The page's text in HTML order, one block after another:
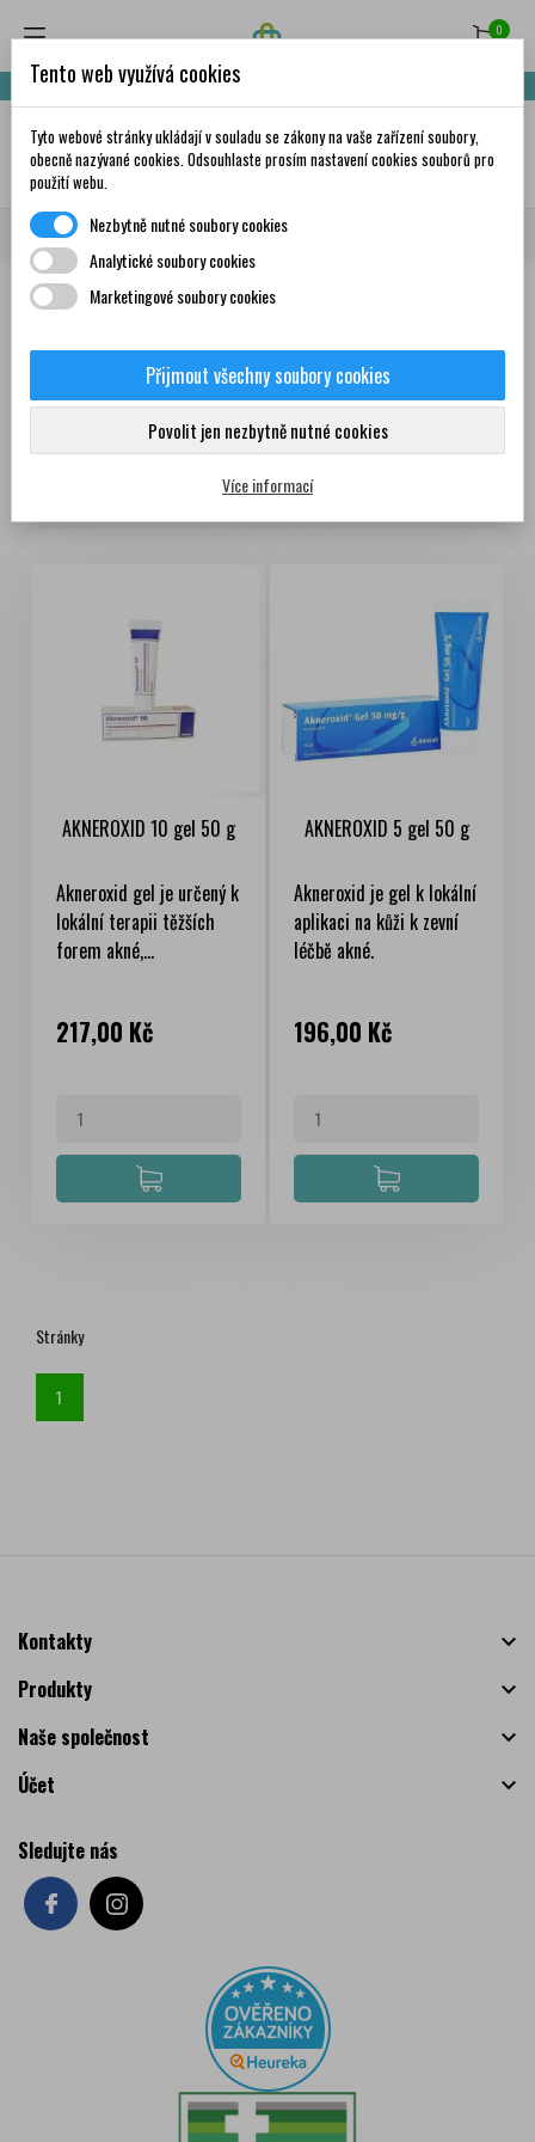
0
Nakupte za 999,- Kč a získáte dopravu zdarma!
✦AI
Domů Všichni dodavatelé Pharmazet Group s.r.o.
Seznam produktů dodavatele
Pharmazet Group s.r.o.
Seřadit podle:
Zobrazení 1-2 z 2 položek
AKNEROXID 10 gel 50 g
Akneroxid gel je určený k
lokální terapii těžších
forem akné,...
Cena
217,00 Kč
AKNEROXID 5 gel 50 g
Akneroxid je gel k lokální
aplikaci na kůži k zevní
léčbě akné.
Cena
196,00 Kč
Stránky
1
Kontakty

Produkty

Naše společnost

Účet

Sledujte nás
Tento web využívá cookies
Tyto webové stránky ukládají v souladu se zákony na vaše zařízení soubory,
obecně nazývané cookies. Odsouhlaste prosím nastavení cookies souborů pro
použití webu.
Nezbytně nutné soubory cookies
Analytické soubory cookies
Marketingové soubory cookies
Přijmout všechny soubory cookies
Povolit jen nezbytně nutné cookies
Více informací